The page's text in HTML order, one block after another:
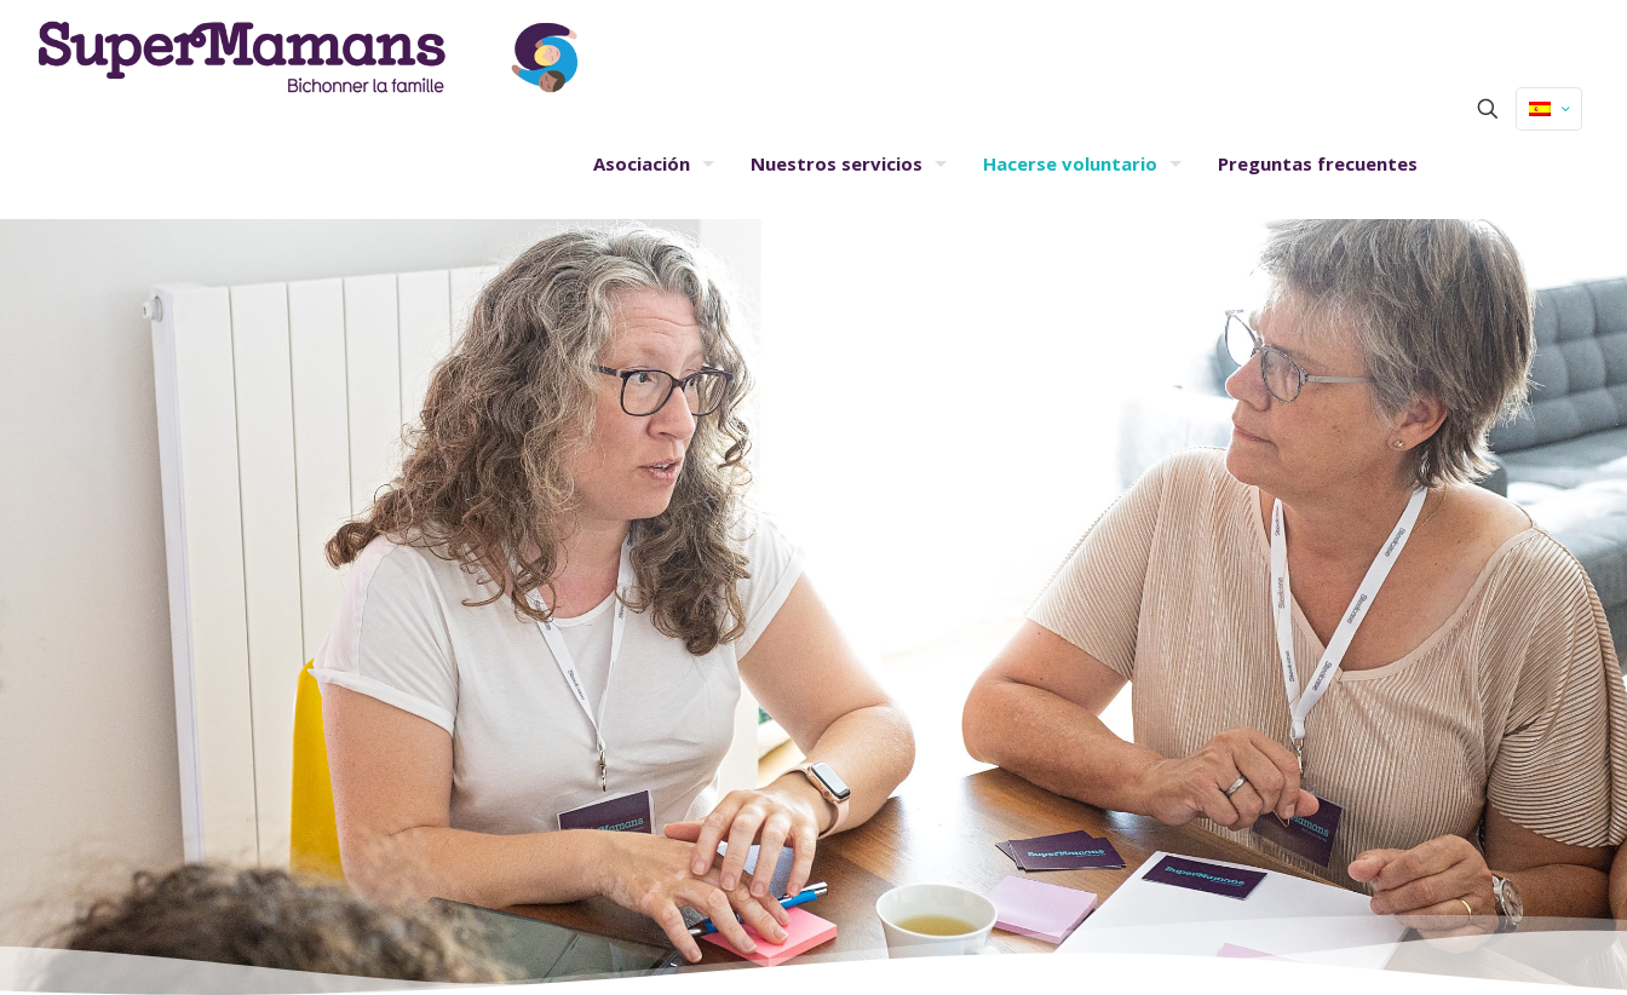
Asociación Nuestros servicios Hacerse voluntario Preguntas frecuentes